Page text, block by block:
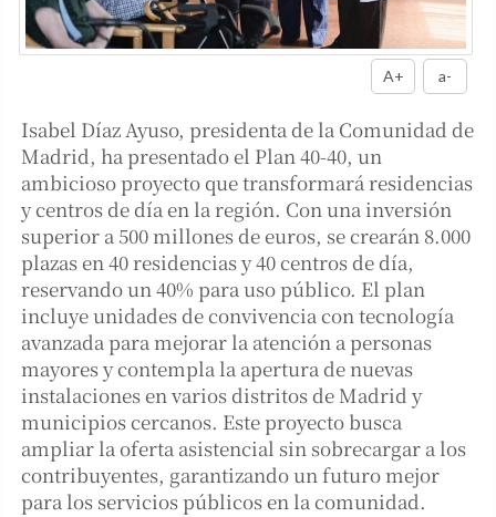
A+ a-
Isabel Díaz Ayuso, presidenta de la Comunidad de
Madrid, ha presentado el Plan 40-40, un
ambicioso proyecto que transformará residencias
y centros de día en la región. Con una inversión
superior a 500 millones de euros, se crearán 8.000
plazas en 40 residencias y 40 centros de día,
reservando un 40% para uso público. El plan
incluye unidades de convivencia con tecnología
avanzada para mejorar la atención a personas
mayores y contempla la apertura de nuevas
instalaciones en varios distritos de Madrid y
municipios cercanos. Este proyecto busca
ampliar la oferta asistencial sin sobrecargar a los
contribuyentes, garantizando un futuro mejor
para los servicios públicos en la comunidad.